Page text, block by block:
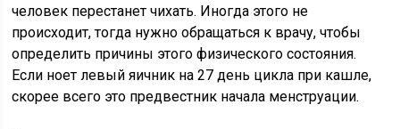
человек перестанет чихать. Иногда этого не
происходит, тогда нужно обращаться к врачу, чтобы
определить причины этого физического состояния.
Если ноет левый яичник на 27 день цикла при кашле,
скорее всего это предвестник начала менструации.